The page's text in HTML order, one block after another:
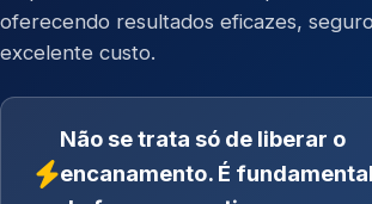
oferecendo resultados eficazes,
excelente custo.
Não se trata só de liberar o
encanamento. É